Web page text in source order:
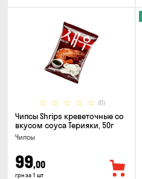
(0)
Чипсы Shrips креветочные со
вкусом соуса Терияки, 50г
Чипсы
99,00
грн за 1 шт